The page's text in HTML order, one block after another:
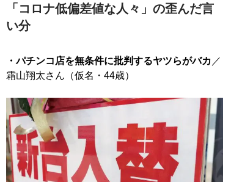
「コロナ低偏差値な人々」の歪んだ言
い分
・パチンコ店を無条件に批判するヤツらがバカ ／
霜山翔太さん（仮名・44歳）